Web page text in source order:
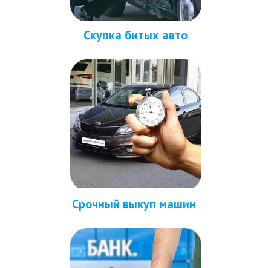
Скупка битых авто
Срочный выкуп машин